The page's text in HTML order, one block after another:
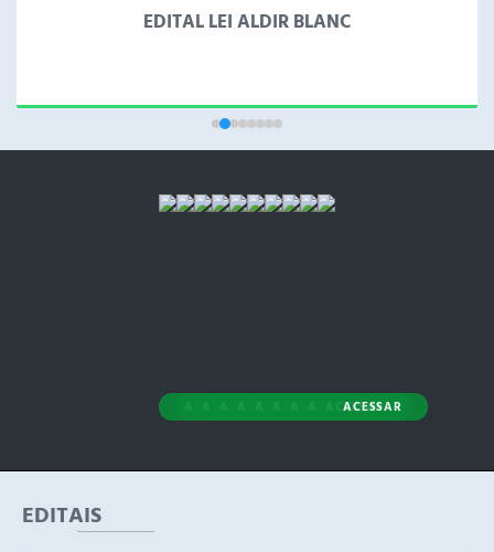
EDITAL LEI ALDIR BLANC
VER MAIS
ACESSAR
ACESSAR
ACESSAR
ACESSAR
ACESSAR
ACESSAR
ACESSAR
ACESSAR
ACESSAR
ACESSAR
EDITAIS